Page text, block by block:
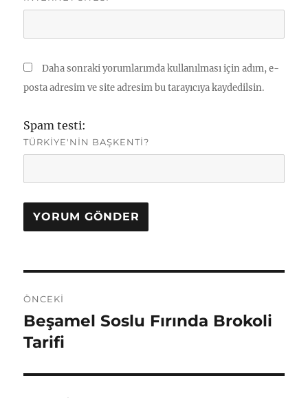
Daha sonraki yorumlarımda kullanılması için adım, e-
posta adresim ve site adresim bu tarayıcıya kaydedilsin.
Spam testi:
TÜRKIYE'NIN BAŞKENTI?
gezinmesi
ÖNCEKI
Önceki
yazı:
Beşamel Soslu Fırında Brokoli
Tarifi